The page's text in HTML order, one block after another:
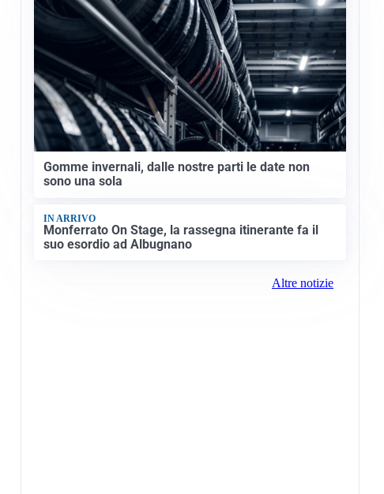
Gomme invernali, dalle nostre parti le date non
sono una sola
IN ARRIVO
Monferrato On Stage, la rassegna itinerante fa il
suo esordio ad Albugnano
Altre notizie